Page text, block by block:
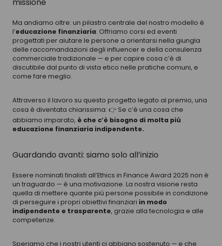
missione
Ma andiamo oltre: un pilastro centrale del nostro modello è
l’educazione finanziaria. Offriamo corsi ed eventi
progettati per aiutare le persone a orientarsi nella giungla
delle raccomandazioni degli influencer e della consulenza
commerciale tradizionale — e per capire cosa c’è di
discutibile dal punto di vista etico nelle pratiche comuni, e
come fare meglio.
Attraverso il lavoro su questo progetto legato al premio, una
cosa è diventata chiarissima: 👉 Se c’è una cosa che
abbiamo imparato, è che c’è bisogno di molta più
educazione finanziaria indipendente.
Guardando avanti: siamo solo all’inizio
Essere nominati finalisti all’Ethics in Finance Award 2025 non è
un traguardo — è una motivazione. La nostra visione resta
quella di mettere quante più persone possibile in condizione
di perseguire i propri obiettivi finanziari in modo
indipendente e trasparente, grazie alla tecnologia e alle
competenze.
Speriamo che i nostri utenti ci abbiano sostenuto — e che